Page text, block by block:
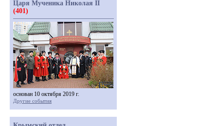
Царя Мученика Николая II
(401)
основан 10 октября 2019 г.
Другие события